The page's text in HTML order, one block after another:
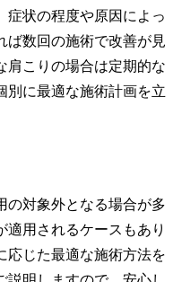
症状の程度や原因によっ
ば数回の施術で改善が見
肩こりの場合は定期的な
別に最適な施術計画を立
の対象外となる場合が多
適用されるケースもあり
応じた最適な施術方法を